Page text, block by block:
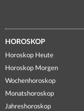
HOROSKOP
Horoskop Heute
Horoskop Morgen
Wochenhoroskop
Monatshoroskop
Jahreshoroskop